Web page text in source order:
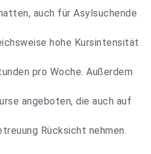
auch für Asylsuchende
hohe Kursintensität
pro Woche. Außerdem
angeboten, die auch auf
Rücksicht nehmen.